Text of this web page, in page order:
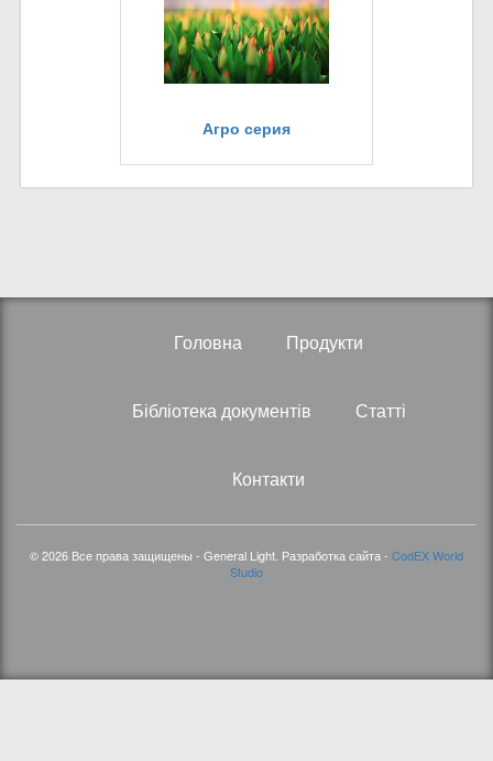
Агро серия
Головна Продукти
Бібліотека документів Статті
Контакти
© 2026 Все права защищены - General Light. Разработка сайта - CodEX World
Studio